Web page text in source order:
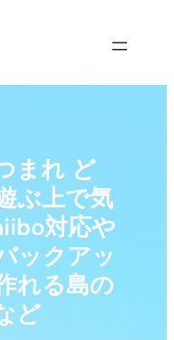
まれ ど
ぶ上で気
対応や
ックアッ
れる島の
ど